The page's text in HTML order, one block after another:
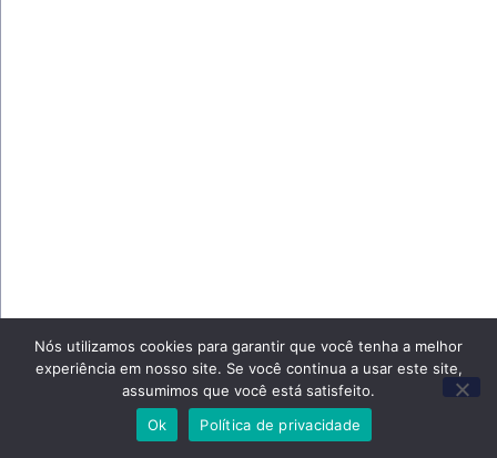
Nós utilizamos cookies para garantir que você tenha a melhor
experiência em nosso site. Se você continua a usar este site,
assumimos que você está satisfeito.
Ok
Política de privacidade